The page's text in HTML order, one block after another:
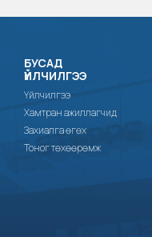
БУСАД
ҮЙЛЧИЛГЭЭ
Үйлчилгээ
Хамтран ажиллагчид
Захиалга өгөх
Тоног төхөөрөмж